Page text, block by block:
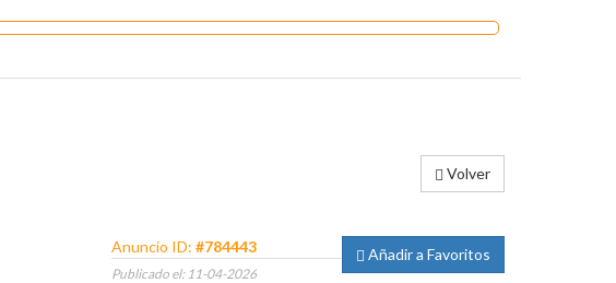
Volver
Anuncio ID: #784443
Publicado el: 11-04-2026
Añadir a Favoritos